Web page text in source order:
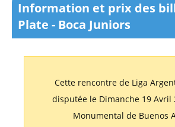
Information et prix des
Plate - Boca Juniors
Cette rencontre de Liga
disputée le Dimanche 19 Avril
Monumental de Buenos